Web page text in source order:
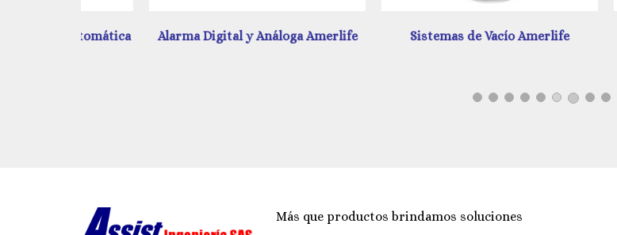
Alarma Digital y Análoga Amerlife Sistemas de Vacío Amerlife
Más que productos brindamos soluciones